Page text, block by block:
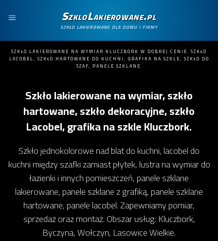
SzkloLakierowane.pl
szkło lakierowane dla domu i firmy
SZKŁO LAKIEROWANE NA WYMIAR KLUCZBORK W DOBREJ CENIE. SZKŁO
LACOBEL, SZKŁO HARTOWANE DO KUCHNI, GRAFIKA NA SZKLE, SZKŁO DO
SZAF, PANELE SZKLANE.
Szkło lakierowane na wymiar, szkło
hartowane, szkło dekoracyjne, szkło
Lacobel, grafika na szkle Kluczbork.
Szkło jednokolorowe nad blat do kuchni, lacobel do
kuchni między szafki zamiast płytek, lustra na wymiar do
łazienki i innych pomieszczeń, panele szklane
lakierowane, panele szklane z grafiką, panele szklane
hartowane, panele lacobel. Zapewniamy pomiar,
sprzedaż oraz montaż. Obszar usług: Kluczbork,
Byczyna, Wołczyn, Lasowice Wielkie.